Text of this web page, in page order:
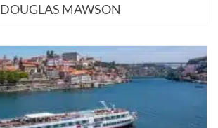
DOUGLAS MAWSON